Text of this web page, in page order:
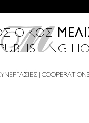
ΟΙΚΟΣ
| COOPERATIONS